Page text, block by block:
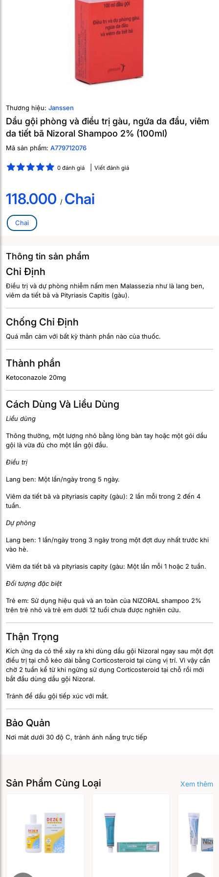
Thương hiệu: Janssen
Dầu gội phòng và điều trị gàu, ngứa da đầu, viêm
da tiết bã Nizoral Shampoo 2% (100ml)
Mã sản phẩm: A779712076
0 đánh giá Viết đánh giá
118.000 / Chai
Chai
Thông tin sản phẩm
Chỉ Định
Điều trị và dự phòng nhiễm nấm men Malassezia như là lang ben,
viêm da tiết bã và Pityriasis Capitis (gàu).
Chống Chỉ Định
Quá mẫn cảm với bất kỳ thành phần nào của thuốc.
Thành phần
Ketoconazole 20mg
Cách Dùng Và Liều Dùng
Liều dùng
Thông thường, một lượng nhỏ bằng lòng bàn tay hoặc một gói dầu
gội là vừa đủ cho một lần gội đầu.
Điều trị
Lang ben: Một lần/ngày trong 5 ngày.
Viêm da tiết bã và pityriasis capity (gàu): 2 lần mỗi trong 2 đến 4
tuần.
Dự phòng
Lang ben: 1 lần/ngày trong 3 ngày trong một đợt duy nhất trước khi
vào hè.
Viêm da tiết bã và pityriasis capity (gàu: Một lần mỗi 1 hoặc 2 tuần.
Đối tượng đặc biệt
Trẻ em: Sử dụng hiệu quả và an toàn của NIZORAL shampoo 2%
trên trẻ nhỏ và trẻ em dưới 12 tuổi chưa được nghiên cứu.
Thận Trọng
Kích ứng da có thể xảy ra khi dùng dầu gội Nizoral ngay sau một đợt
điều trị tại chỗ kéo dài bằng Corticosteroid tại cùng vị trí. Vì vậy cần
chờ 2 tuần kể từ khi ngừng sử dụng Corticosteroid tại chỗ rồi mới
bắt đầu dùng dầu gội Nizoral.
Tránh để dầu gội tiếp xúc với mắt.
Bảo Quản
Nơi mát dưới 30 độ C, tránh ánh nắng trực tiếp
Sản Phẩm Cùng Loại Xem thêm